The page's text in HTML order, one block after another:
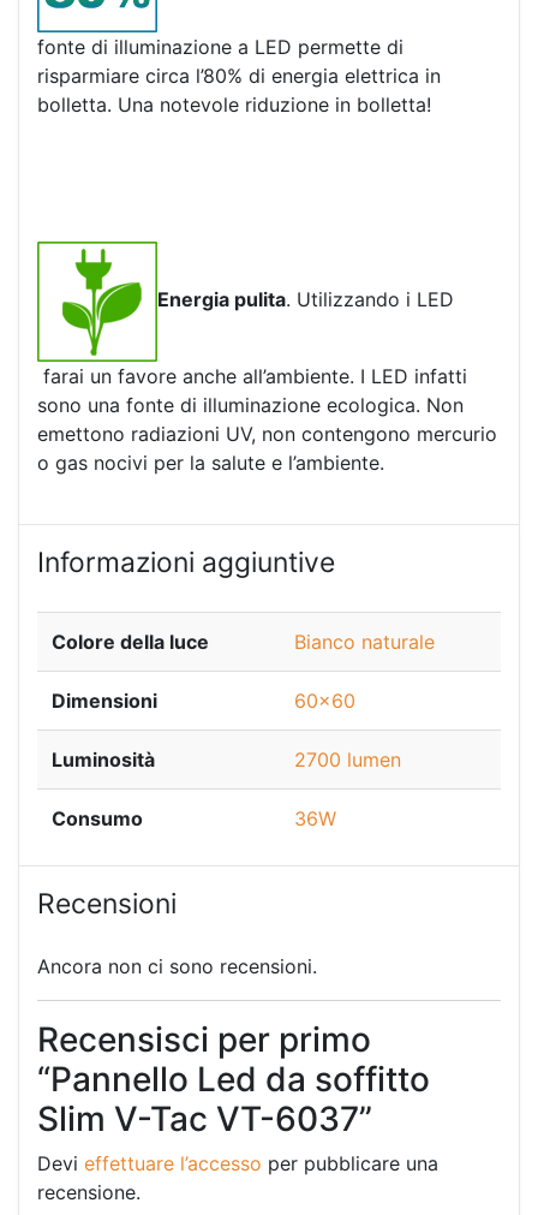
fonte di illuminazione a LED permette di
risparmiare circa l’80% di energia elettrica in
bolletta. Una notevole riduzione in bolletta!
Energia pulita. Utilizzando i LED
farai un favore anche all’ambiente. I LED infatti
sono una fonte di illuminazione ecologica. Non
emettono radiazioni UV, non contengono mercurio
o gas nocivi per la salute e l’ambiente.
Informazioni aggiuntive
Colore della luce Bianco naturale
Dimensioni 60×60
Luminosità 2700 lumen
Consumo 36W
Recensioni
Ancora non ci sono recensioni.
Recensisci per primo
“Pannello Led da soffitto
Slim V-Tac VT-6037”
Devi effettuare l’accesso per pubblicare una
recensione.